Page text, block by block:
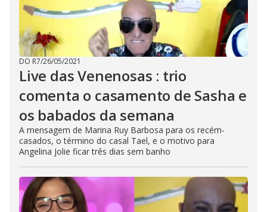
DO R7/26/05/2021
Live das Venenosas : trio
comenta o casamento de Sasha e
os babados da semana
A mensagem de Marina Ruy Barbosa para os recém-
casados, o término do casal Tael, e o motivo para
Angelina Jolie ficar três dias sem banho